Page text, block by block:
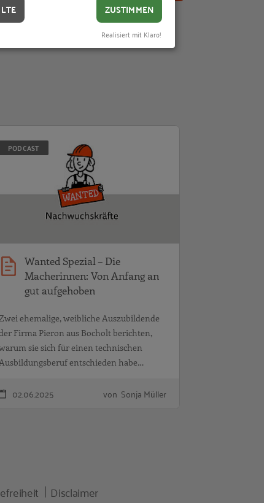
RKW Praxistalk im Juli
PODCAST
Wanted Spezial – Die
Macherinnen: Von Anfang an
gut aufgehoben
ehemalige, weibliche Auszubildende
Firma Pieron aus Bocholt berichten,
sie sich für einen technischen
entschieden habe…
02.06.2025 von Sonja Müller
Disclaimer
ZUSTIMMEN
Realisiert mit Klaro!